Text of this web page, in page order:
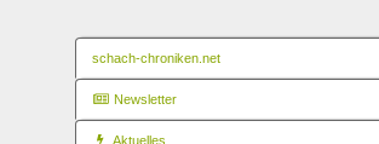
schach-chroniken.net
Newsletter
Aktuelles